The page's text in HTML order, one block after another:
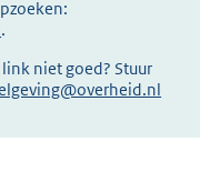
.
niet goed? Stuur